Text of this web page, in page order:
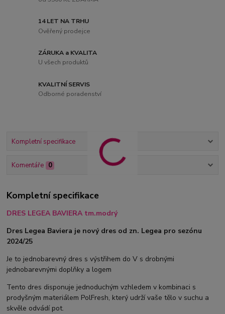
14 LET NA TRHU
Ověřený prodejce
ZÁRUKA a KVALITA
U všech produktů
KVALITNÍ SERVIS
Odborné poradenství
Kompletní specifikace
Komentáře 0
Kompletní specifikace
DRES LEGEA BAVIERA tm.modrý
Dres Legea Baviera je nový dres od zn. Legea pro sezónu
2024/25
Je to jednobarevný dres s výstřihem do V s drobnými
jednobarevnými doplňky a logem
Tento dres disponuje jednoduchým vzhledem v kombinaci s
prodyšným materiálem PolFresh, který udrží vaše tělo v suchu a
skvěle odvádí pot.